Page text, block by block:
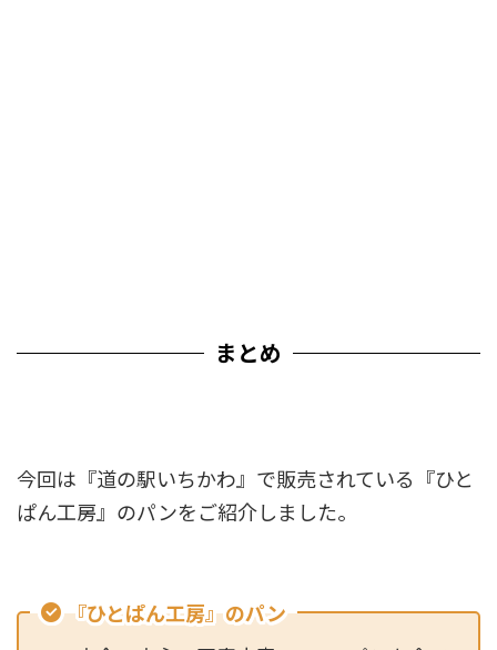
まとめ
今回は『道の駅いちかわ』で販売されている『ひと
ぱん工房』のパンをご紹介しました。
『ひとぱん工房』のパン